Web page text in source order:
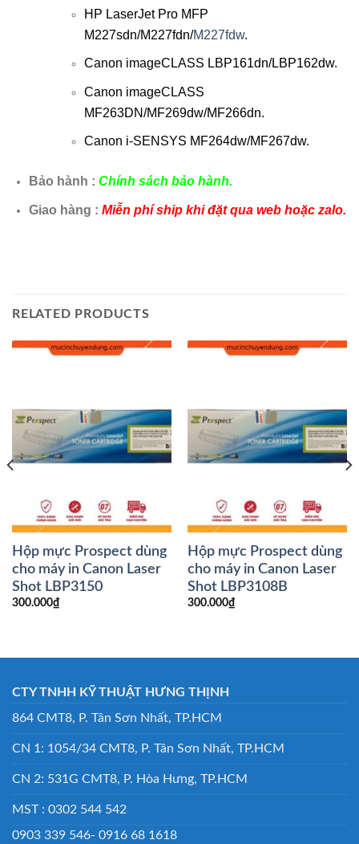
HP LaserJet Pro MFP
M227sdn/M227fdn/M227fdw.
Canon imageCLASS LBP161dn/LBP162dw.
Canon imageCLASS
MF263DN/MF269dw/MF266dn.
Canon i-SENSYS MF264dw/MF267dw.
Bảo hành : Chính sách bảo hành.
Giao hàng : Miễn phí ship khi đặt qua web hoặc zalo.
RELATED PRODUCTS
Hộp mực Prospect dùng
cho máy in Canon Laser
Shot LBP3150
300.000₫
Hộp mực Prospect dùng
cho máy in Canon Laser
Shot LBP3108B
300.000₫
CTY TNHH KỸ THUẬT HƯNG THỊNH
864 CMT8, P. Tân Sơn Nhất, TP.HCM
CN 1: 1054/34 CMT8, P. Tân Sơn Nhất, TP.HCM
CN 2: 531G CMT8, P. Hòa Hưng, TP.HCM
MST : 0302 544 542
0903 339 546- 0916 68 1618